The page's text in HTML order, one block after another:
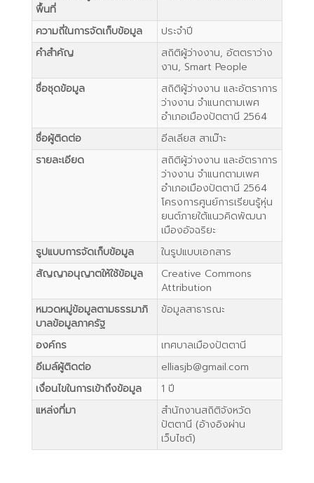
พื้นที่
ความถี่ในการจัดเก็บข้อมูล
ประจำปี
คำสำคัญ
สถิติผู้ว่างงาน, อัตตราว่าง
งาน, Smart People
ชื่อชุดข้อมูล
สถิติผู้ว่างงาน และอัตราการ
ว่างงาน จำแนกตามเพศ
อำเภอเมืองปัตตานี 2564
ชื่อผู้ติดต่อ
อีลเลียส สาเม๊าะ
รายละเอียด
สถิติผู้ว่างงาน และอัตราการ
ว่างงาน จำแนกตามเพศ
อำเภอเมืองปัตตานี 2564
โครงการศูนย์การเรียนรู้หุ่น
ยนต์ภายใต้แนวคิดพัฒนา
เมืองอัจฉริยะ
รูปแบบการจัดเก็บข้อมูล
ในรูปแบบเอกสาร
สัญญาอนุญาตให้ใช้ข้อมูล
Creative Commons
Attribution
หมวดหมู่ข้อมูลตามธรรมาภิ
บาลข้อมูลภาครัฐ
ข้อมูลสาธารณะ
องค์กร
เทศบาลเมืองปัตตานี
อีเมล์ผู้ติดต่อ
elliasjb@gmail.com
เงื่อนไขในการเข้าถึงข้อมูล
1 ปี
แหล่งที่มา
สำนักงานสถิติจังหวัด
ปัตตานี (อ้างอิงผ่าน
เว็บไซต์)